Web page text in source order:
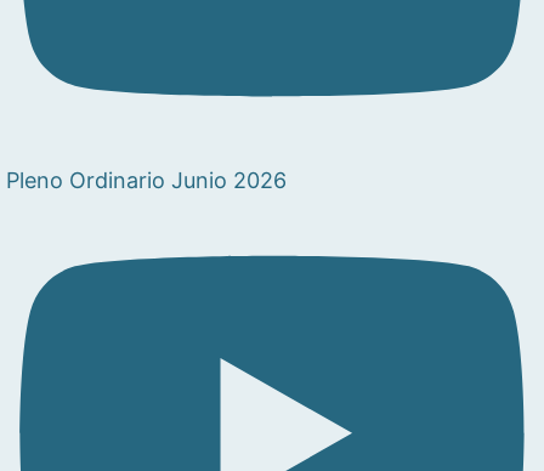
Pleno Ordinario Junio 2026